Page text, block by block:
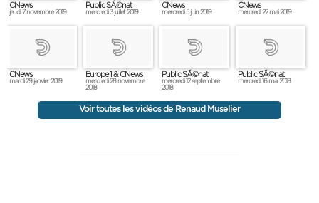
CNews
jeudi 7 novembre 2019
Public SÃ©nat
mercredi 3 juillet 2019
CNews
mercredi 5 juin 2019
CNews
mercredi 22 mai 2019
CNews
mardi 29 janvier 2019
Europe 1 & CNews
mercredi 28 novembre
2018
Public SÃ©nat
mercredi 12 septembre
2018
Public SÃ©nat
mercredi 16 mai 2018
Voir toutes les vidéos de Renaud Muselier